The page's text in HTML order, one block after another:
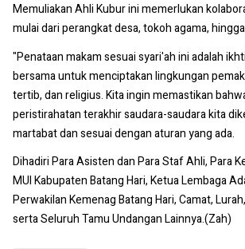
Memuliakan Ahli Kubur ini memerlukan
mulai dari perangkat desa, tokoh agama,
‎"Penataan makam sesuai syari'ah ini adalah
bersama untuk menciptakan lingkungan
tertib, dan religius. Kita ingin memastikan
peristirahatan terakhir saudara-saudara kita
martabat dan sesuai dengan aturan yang ada. ‎
‎Dihadiri Para Asisten dan Para Staf Ahli, Para
MUI Kabupaten Batang Hari, Ketua Lembaga
Perwakilan Kemenag Batang Hari, Camat,
serta Seluruh Tamu Undangan Lainnya.(Zah)